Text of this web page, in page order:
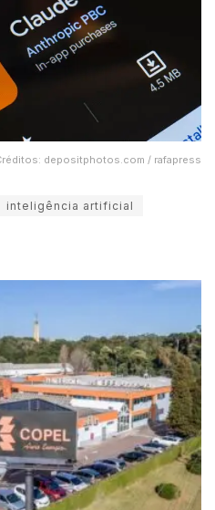
depositphotos.com / rafapress
inteligência artificial